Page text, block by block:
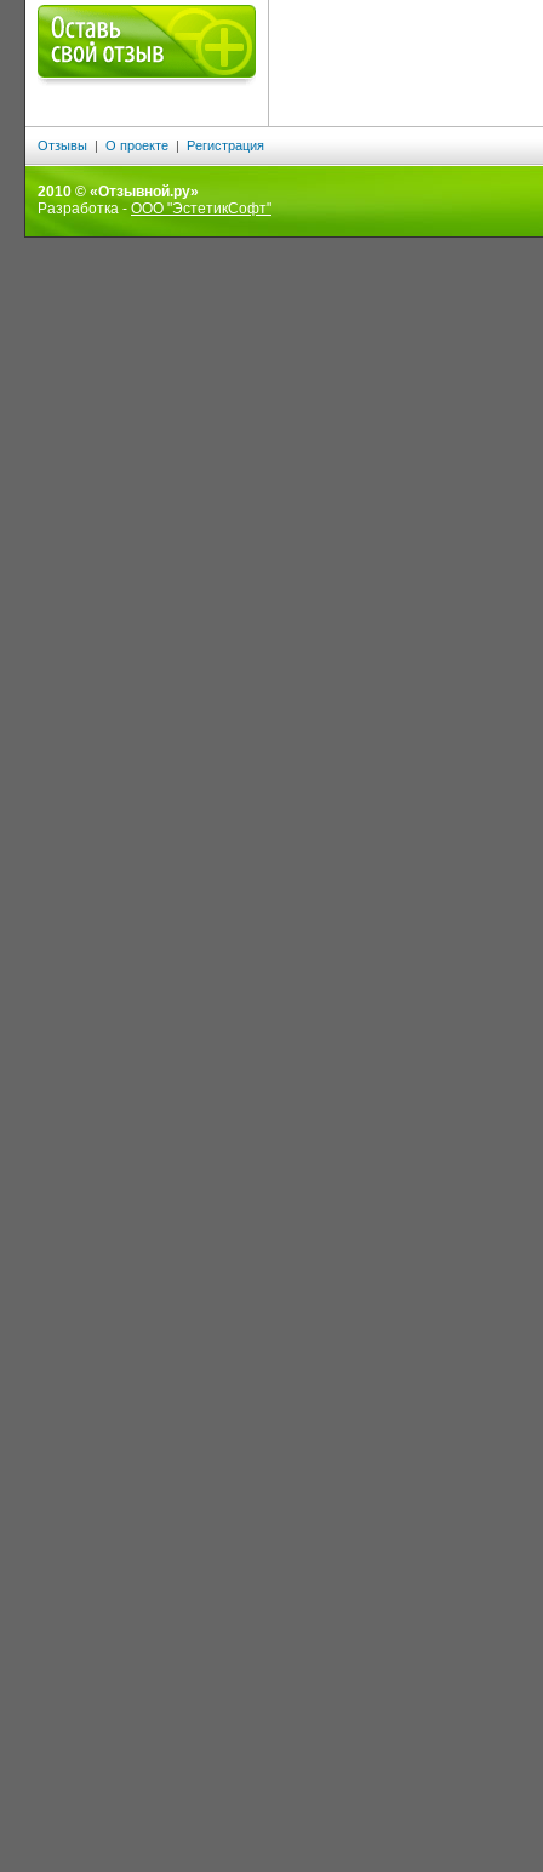
Отзывы | О проекте | Регистрация
2010 © «Отзывной.ру»
Разработка - ООО "ЭстетикСофт"